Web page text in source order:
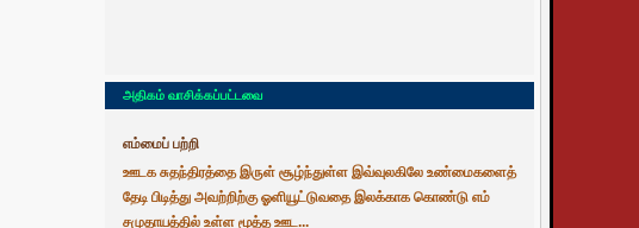
அதிகம் வாசிக்கப்பட்டவை
எம்மைப் பற்றி
ஊடக சுதந்திரத்தை இருள் சூழ்ந்துள்ள இவ்வுலகிலே உண்மைகளைத்
தேடி பிடித்து அவற்றிற்கு ஓளியூட்டுவதை இலக்காக கொண்டு எம்
சமுதாயத்தில் உள்ள மூத்த ஊட...